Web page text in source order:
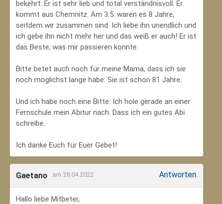
bekehrt. Er ist sehr lieb und total verständnisvoll. Er
kommt aus Chemnitz. Am 3.5. waren es 8 Jahre,
seitdem wir zusammen sind. Ich liebe ihn unendlich und
ich gebe ihn nicht mehr her und das weiß er auch! Er ist
das Beste, was mir passieren konnte.
Bitte betet auch noch für meine Mama, dass ich sie
noch möglichst lange habe. Sie ist schon 81 Jahre.
Und ich habe noch eine Bitte: Ich hole gerade an einer
Fernschule mein Abitur nach. Dass ich ein gutes Abi
schreibe.
Ich danke Euch für Euer Gebet!
Gaetano am 28.04.2022 Antworten
Hallo liebe Mitbeter,